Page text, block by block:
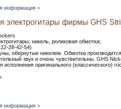
информация >
электрогитары фирмы GHS
никель, роликовая обмотка;
28-42-54)
обернутые никелем. Обмотка
звук и очень чувствительны. GHS
исполнения оригинального (классического)
информация >